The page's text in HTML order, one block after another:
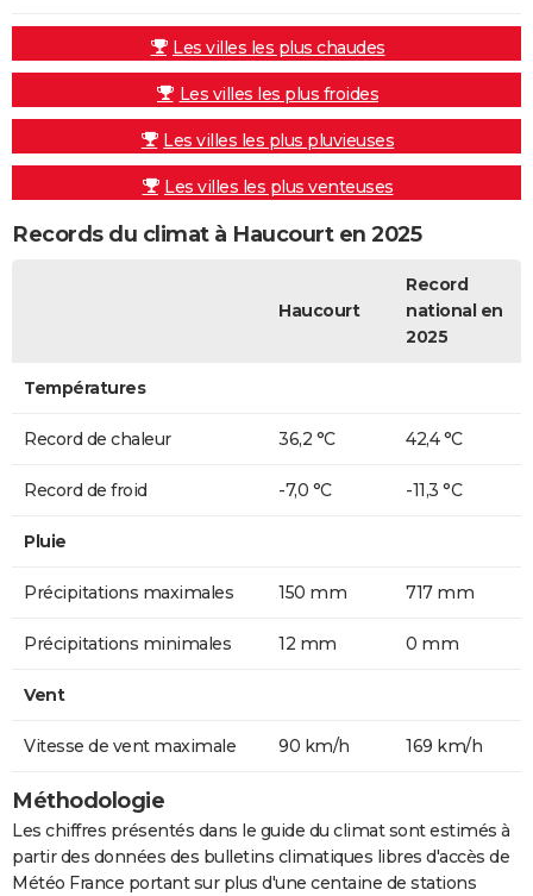
Les villes les plus chaudes
Les villes les plus froides
Les villes les plus pluvieuses
Les villes les plus venteuses
Records du climat à Haucourt en 2025
Haucourt
Record
national en
2025
Températures
Record de chaleur 36,2 °C 42,4 °C
Record de froid -7,0 °C -11,3 °C
Pluie
Précipitations maximales 150 mm 717 mm
Précipitations minimales 12 mm 0 mm
Vent
Vitesse de vent maximale 90 km/h 169 km/h
Méthodologie
Les chiffres présentés dans le guide du climat sont estimés à
partir des données des bulletins climatiques libres d'accès de
Météo France portant sur plus d'une centaine de stations